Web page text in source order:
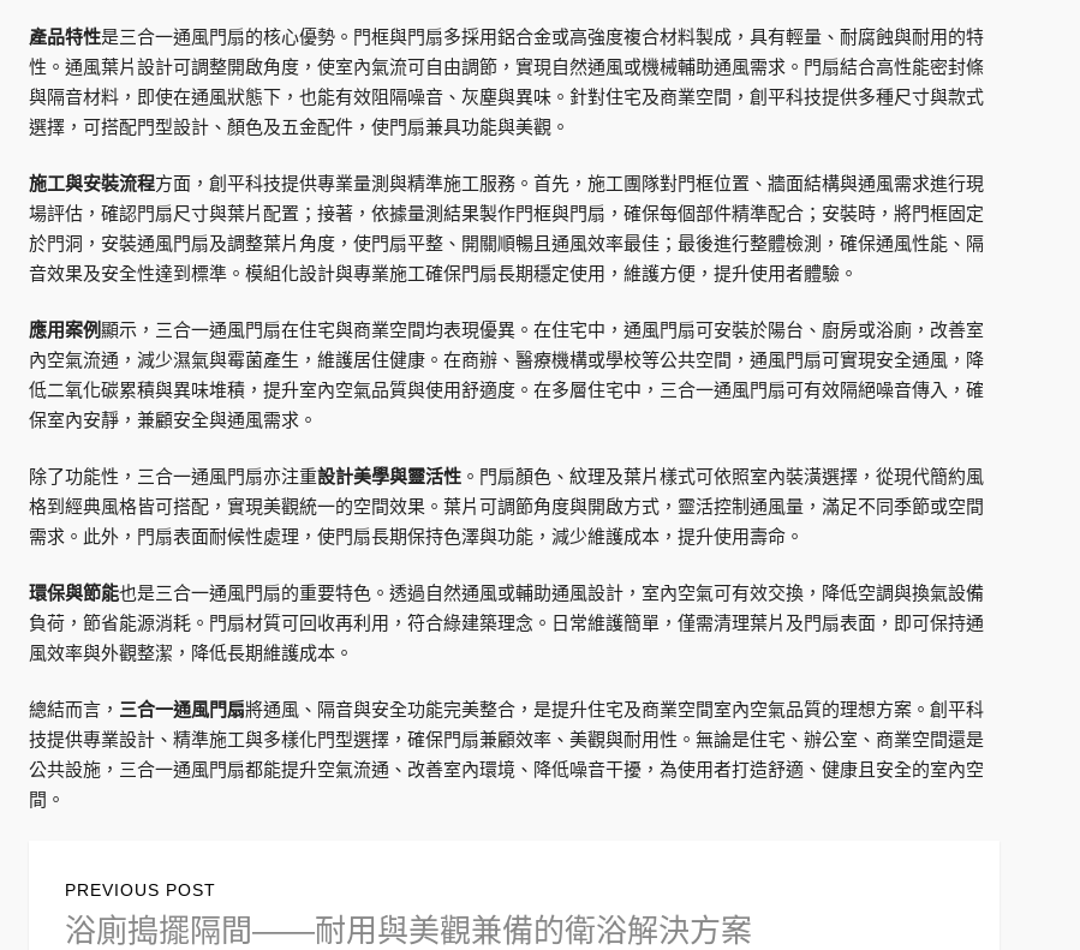
產品特性是三合一通風門扇的核心優勢。門框與門扇多採用鋁合金或高強度複合材料製成，具有輕量、耐腐蝕與耐用的特
性。通風葉片設計可調整開啟角度，使室內氣流可自由調節，實現自然通風或機械輔助通風需求。門扇結合高性能密封條
與隔音材料，即使在通風狀態下，也能有效阻隔噪音、灰塵與異味。針對住宅及商業空間，創平科技提供多種尺寸與款式
選擇，可搭配門型設計、顏色及五金配件，使門扇兼具功能與美觀。
施工與安裝流程方面，創平科技提供專業量測與精準施工服務。首先，施工團隊對門框位置、牆面結構與通風需求進行現
場評估，確認門扇尺寸與葉片配置；接著，依據量測結果製作門框與門扇，確保每個部件精準配合；安裝時，將門框固定
於門洞，安裝通風門扇及調整葉片角度，使門扇平整、開關順暢且通風效率最佳；最後進行整體檢測，確保通風性能、隔
音效果及安全性達到標準。模組化設計與專業施工確保門扇長期穩定使用，維護方便，提升使用者體驗。
應用案例顯示，三合一通風門扇在住宅與商業空間均表現優異。在住宅中，通風門扇可安裝於陽台、廚房或浴廁，改善室
內空氣流通，減少濕氣與霉菌產生，維護居住健康。在商辦、醫療機構或學校等公共空間，通風門扇可實現安全通風，降
低二氧化碳累積與異味堆積，提升室內空氣品質與使用舒適度。在多層住宅中，三合一通風門扇可有效隔絕噪音傳入，確
保室內安靜，兼顧安全與通風需求。
除了功能性，三合一通風門扇亦注重設計美學與靈活性 。門扇顏色、紋理及葉片樣式可依照室內裝潢選擇，從現代簡約風
格到經典風格皆可搭配，實現美觀統一的空間效果。葉片可調節角度與開啟方式，靈活控制通風量，滿足不同季節或空間
需求。此外，門扇表面耐候性處理，使門扇長期保持色澤與功能，減少維護成本，提升使用壽命。
環保與節能也是三合一通風門扇的重要特色。透過自然通風或輔助通風設計，室內空氣可有效交換，降低空調與換氣設備
負荷，節省能源消耗。門扇材質可回收再利用，符合綠建築理念。日常維護簡單，僅需清理葉片及門扇表面，即可保持通
風效率與外觀整潔，降低長期維護成本。
總結而言， 三合一通風門扇將通風、隔音與安全功能完美整合，是提升住宅及商業空間室內空氣品質的理想方案。創平科
技提供專業設計、精準施工與多樣化門型選擇，確保門扇兼顧效率、美觀與耐用性。無論是住宅、辦公室、商業空間還是
公共設施，三合一通風門扇都能提升空氣流通、改善室內環境、降低噪音干擾，為使用者打造舒適、健康且安全的室內空
間。
PREVIOUS POST
Previous
浴廁搗擺隔間——耐用與美觀兼備的衛浴解決方案